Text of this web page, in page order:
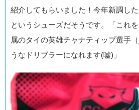
紹介してもらいました！今年新調し
というシューズだそうです。「これ
属のタイの英雄チャナティップ選手（
うなドリブラーになれます(嘘)」